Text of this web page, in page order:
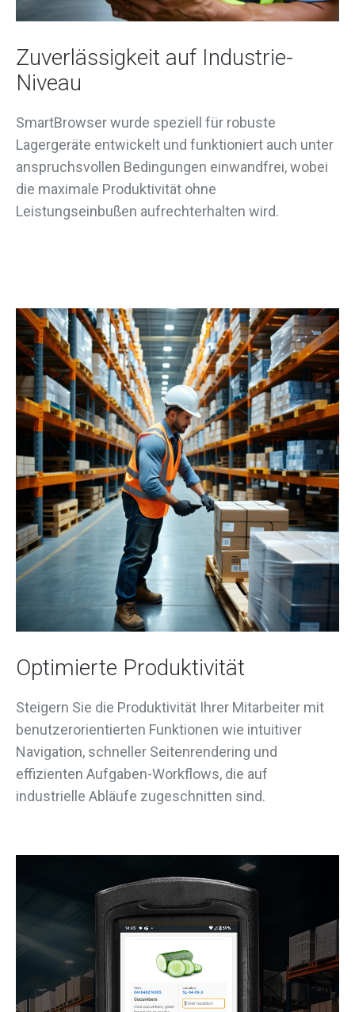
Zuverlässigkeit auf Industrie-
Niveau
SmartBrowser wurde speziell für robuste
Lagergeräte entwickelt und funktioniert auch unter
anspruchsvollen Bedingungen einwandfrei, wobei
die maximale Produktivität ohne
Leistungseinbußen aufrechterhalten wird.
Optimierte Produktivität
Steigern Sie die Produktivität Ihrer Mitarbeiter mit
benutzerorientierten Funktionen wie intuitiver
Navigation, schneller Seitenrendering und
effizienten Aufgaben-Workflows, die auf
industrielle Abläufe zugeschnitten sind.